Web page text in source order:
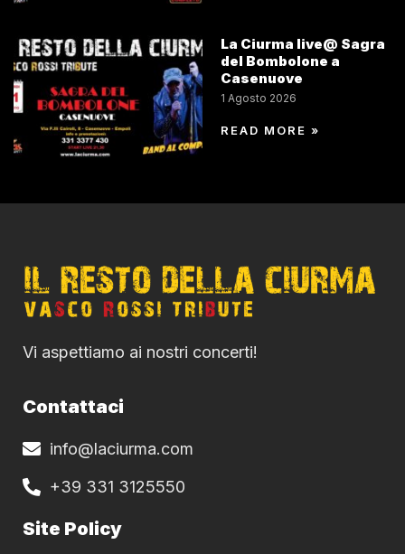
La Ciurma live@ Sagra
del Bombolone a
Casenuove
1 Agosto 2026
READ MORE »
Vi aspettiamo ai nostri concerti!
Contattaci
info@laciurma.com
+39 331 3125550
Site Policy